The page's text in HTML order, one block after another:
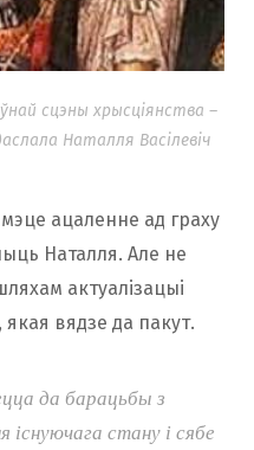
сцэны хрысціянства –
Наталля Васілевіч
ацаленне ад граху
Наталля. Але не
актуалізацыі
якая вядзе да пакут.
да барацьбы з
стану і сябе